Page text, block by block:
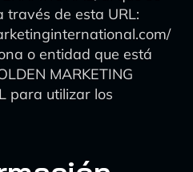
través de esta URL:
o entidad que está
MARKETING
para utilizar los